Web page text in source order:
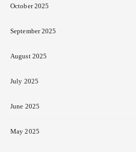
October 2025
September 2025
August 2025
July 2025
June 2025
May 2025